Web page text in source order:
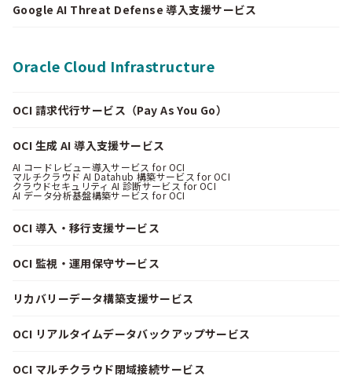
Google AI Threat Defense 導入支援サービス
Oracle Cloud Infrastructure
OCI 請求代行サービス（Pay As You Go）
OCI 生成 AI 導入支援サービス
AI コードレビュー導入サービス for OCI
マルチクラウド AI Datahub 構築サービス for OCI
クラウドセキュリティ AI 診断サービス for OCI
AI データ分析基盤構築サービス for OCI
OCI 導入・移行支援サービス
OCI 監視・運用保守サービス
リカバリーデータ構築支援サービス
OCI リアルタイムデータバックアップサービス
OCI マルチクラウド閉域接続サービス